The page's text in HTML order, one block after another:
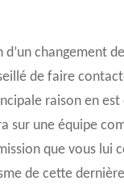
d’un changement
de faire
raison en
sur une équipe
que vous lui
de cette